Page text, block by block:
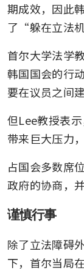
期成效，因此
了“躲在立法
首尔大学法学
韩国国会的行
要在议员之间
但Lee教授表
带来巨大压力
占国会多数席
政府的协商，
谨慎行事
除了立法障碍
下，首尔当局